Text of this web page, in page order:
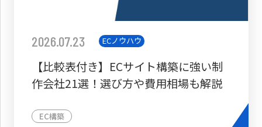
2026.07.23 ECノウハウ
【比較表付き】ECサイト構築に強い制
作会社21選！選び方や費用相場も解説
EC構築